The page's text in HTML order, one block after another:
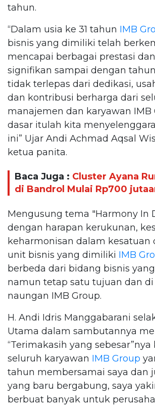
tahun.
“Dalam usia ke 31 tahun IMB
bisnis yang dimiliki telah
mencapai berbagai prestasi
signifikan sampai dengan
tidak terlepas dari dedikasi,
dan kontribusi berharga dari
manajemen dan karyawan IMB
dasar itulah kita
ini” Ujar Andi Achmad Aqsal
ketua panita.
Baca Juga : Cluster Ayana
di Bandrol Mulai Rp700
Mengusung tema "Harmony In
dengan harapan kerukunan,
keharmonisan dalam kesatuan
unit bisnis yang dimiliki IMB
berbeda dari bidang bisnis
namun tetap satu tujuan dan di
naungan IMB Group.
H. Andi Idris Manggabarani
Utama dalam sambutannya
“Terimakasih yang sebesar”nya
seluruh karyawan IMB Group
tahun membersamai saya dan
yang baru bergabung, saya
berbuat banyak untuk